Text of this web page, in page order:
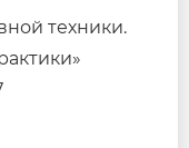
техники.